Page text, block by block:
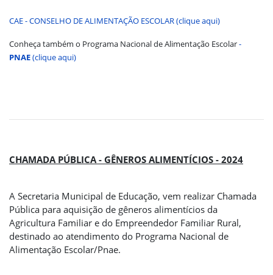
CAE - CONSELHO DE ALIMENTAÇÃO ESCOLAR (clique aqui)
Conheça também o Programa Nacional de Alimentação Escolar-
PNAE(clique aqui)
CHAMADA PÚBLICA - GÊNEROS ALIMENTÍCIOS - 2024
A Secretaria Municipal de Educação, vem realizar Chamada
Pública para aquisição de gêneros alimentícios da
Agricultura Familiar e do Empreendedor Familiar Rural,
destinado ao atendimento do Programa Nacional de
Alimentação Escolar/Pnae.